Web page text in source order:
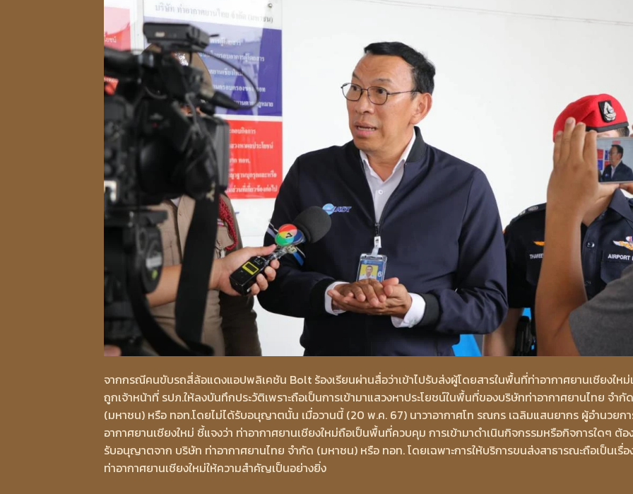
จากกรณีคนขับรถสี่ล้อแดงแอปพลิเคชัน Bolt ร้องเรียนผ่านสื่อว่าเข้าไปรับส่งผู้โดยสารในพื้นที่ท่าอากาศยานเชียงให
ถูกเจ้าหน้าที่ รปภ.ให้ลงบันทึกประวัติเพราะถือเป็นการเข้ามาแสวงหาประโยชน์ในพื้นที่ของบริษัทท่าอากาศยานไทย จำกัด
(มหาชน) หรือ ทอท.โดยไม่ได้รับอนุญาตนั้น เมื่อวานนี้ (20 พ.ค. 67) นาวาอากาศโท รณกร เฉลิมแสนยากร ผู้อำนวยกา
อากาศยานเชียงใหม่ ชี้แจงว่า ท่าอากาศยานเชียงใหม่ถือเป็นพื้นที่ควบคุม การเข้ามาดำเนินกิจกรรมหรือกิจการใดๆ ต้อ
รับอนุญาตจาก บริษัท ท่าอากาศยานไทย จำกัด (มหาชน) หรือ ทอท. โดยเฉพาะการให้บริการขนส่งสาธารณะถือเป็นเรื่อ
ท่าอากาศยานเชียงใหม่ให้ความสำคัญเป็นอย่างยิ่ง